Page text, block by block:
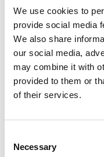
We use cookies to
provide social media
We also share
our social media,
may combine it with
provided to them or
of their services.
Selection
Necessary